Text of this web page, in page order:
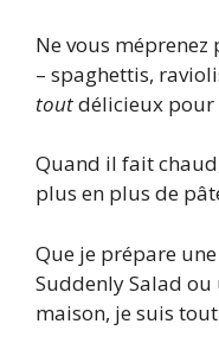
Ne vous méprenez
– spaghettis,
toutdélicieux pour
Quand il fait
plus en plus de
Que je prépare
Suddenly Salad ou
maison, je suis